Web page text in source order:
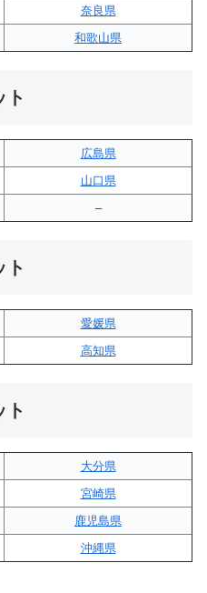
奈良県
和歌山県
ト
広島県
山口県
–
ト
愛媛県
高知県
ト
大分県
宮崎県
鹿児島県
沖縄県